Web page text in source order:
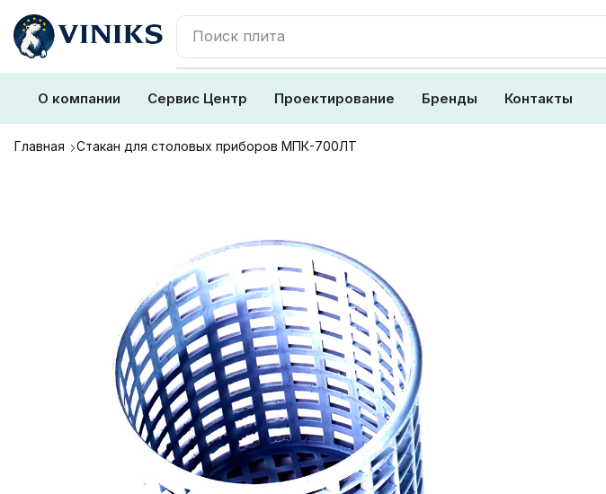
Поиск плита
О компании Сервис Центр Проектирование Бренды Контакты
Главная Стакан для столовых приборов МПК-700ЛТ